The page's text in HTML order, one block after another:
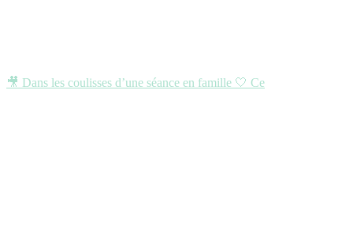
🎥 Dans les coulisses d’une séance en famille 🤍 Ce